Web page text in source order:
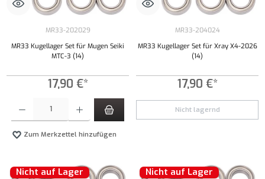
MR33-202029
MR33 Kugellager Set für Mugen Seiki
MTC-3 (14)
17,90 €*
Produkt Anzahl: Gib den gewünschten Wert ein oder benutze die Schaltflächen um die
Zum Merkzettel hinzufügen
MR33-204024
MR33 Kugellager Set für Xray X4-2026
(14)
17,90 €*
Nicht lagernd
Nicht auf Lager
Nicht auf Lager